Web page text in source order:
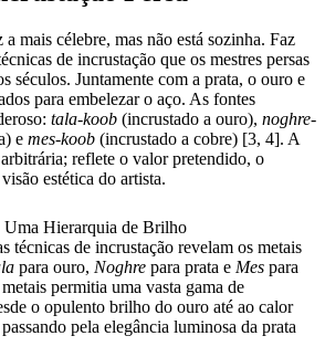
a mais célebre, mas não está sozinha. Faz
de incrustação que os mestres persas
séculos. Juntamente com a prata, o ouro e
para embelezar o aço. As fontes
tala-koob (incrustado a ouro), noghre-
e mes-koob (incrustado a cobre) [3, 4]. A
reflete o valor pretendido, o
estética do artista.
Uma Hierarquia de Brilho
técnicas de incrustação revelam os metais
para ouro, Noghre para prata e Mes para
permitia uma vasta gama de
o opulento brilho do ouro até ao calor
pela elegância luminosa da prata